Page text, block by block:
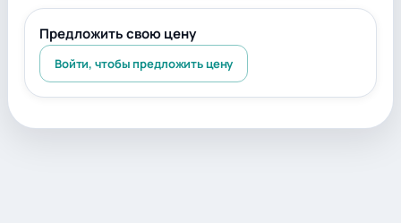
Предложить свою цену
Войти, чтобы предложить цену